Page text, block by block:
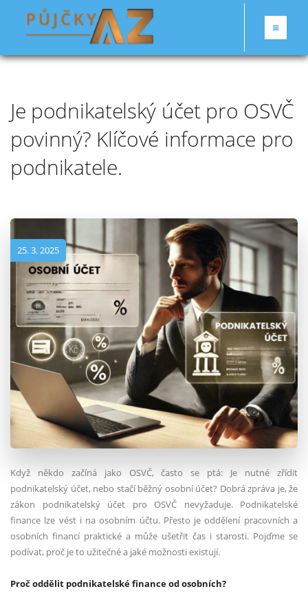
Je podnikatelský účet pro OSVČ
povinný? Klíčové informace pro
podnikatele.
25. 3. 2025
Když někdo začíná jako OSVČ, často se ptá: Je nutné zřídit
podnikatelský účet, nebo stačí běžný osobní účet? Dobrá zpráva je, že
zákon podnikatelský účet pro OSVČ nevyžaduje. Podnikatelské
finance lze vést i na osobním účtu. Přesto je oddělení pracovních a
osobních financí praktické a může ušetřit čas i starosti. Pojďme se
podívat, proč je to užitečné a jaké možnosti existují.
Proč oddělit podnikatelské finance od osobních?